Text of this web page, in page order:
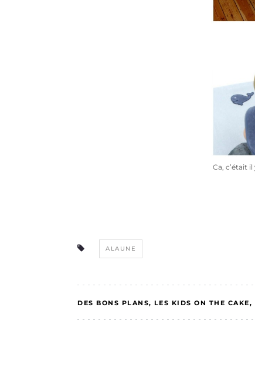
Ca, c’était
ALAUNE
DES BONS PLANS LES KIDS ON THE CAKE